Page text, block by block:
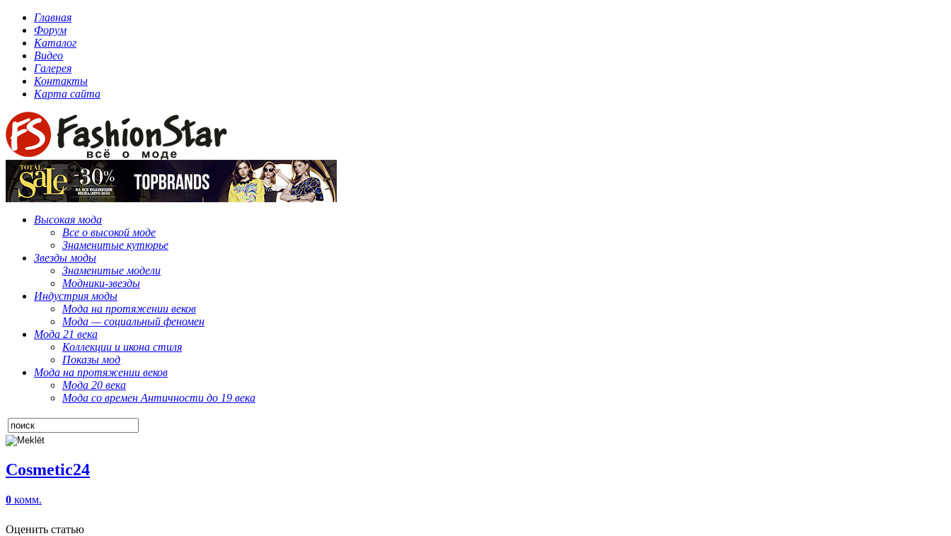
Главная
Форум
Каталог
Видео
Галерея
Контакты
Карта сайта
Высокая мода
Все о высокой моде
Знаменитые кутюрье
Звезды моды
Знаменитые модели
Модники-звезды
Индустрия моды
Мода на протяжении веков
Мода — социальный феномен
Мода 21 века
Коллекции и икона стиля
Показы мод
Мода на протяжении веков
Мода 20 века
Мода со времен Античности до 19 века
Cosmetic24
0 комм.
Оценить статью